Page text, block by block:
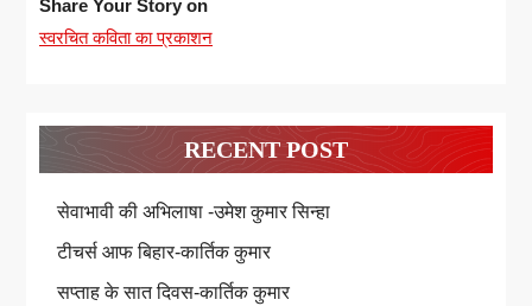
Share Your Story on
स्वरचित कविता का प्रकाशन
RECENT POST
सेवाभावी की अभिलाषा -उमेश कुमार सिन्हा
टीचर्स आफ बिहार-कार्तिक कुमार
सप्ताह के सात दिवस-कार्तिक कुमार